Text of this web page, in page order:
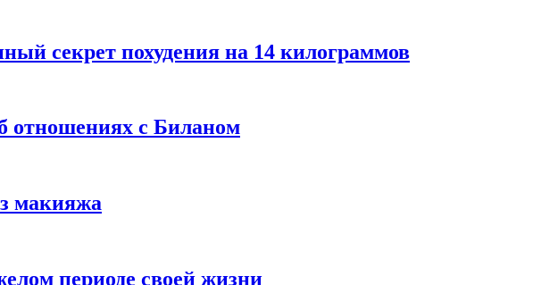
секрет похудения на 14 килограммов
отношениях с Биланом
макияжа
периоде своей жизни